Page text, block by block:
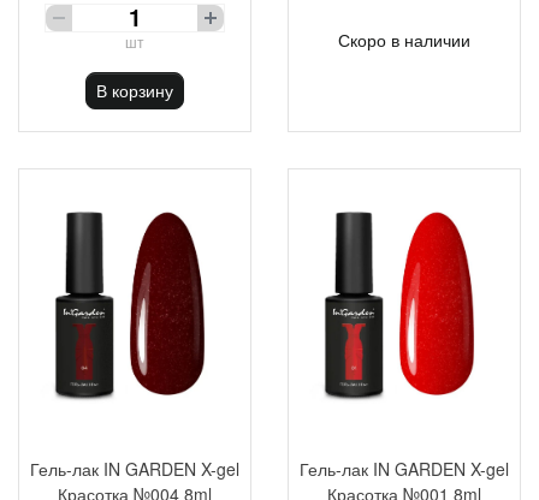
шт
В корзину
Скоро в наличии
Гель-лак IN GARDEN X-gel
Красотка №004 8ml
Гель-лак IN GARDEN X-gel
Красотка №001 8ml